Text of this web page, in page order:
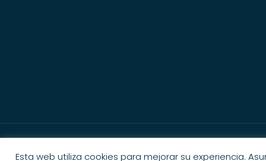
Esta web utiliza cookies para mejorar su experiencia.